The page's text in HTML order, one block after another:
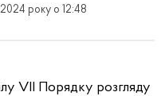
2024 року о 12:48
VII Порядку розгляду